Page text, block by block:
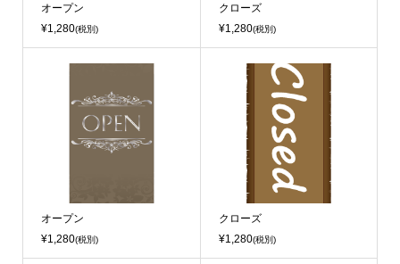
オープン
¥1,280(税別)
クローズ
¥1,280(税別)
オープン
¥1,280(税別)
クローズ
¥1,280(税別)